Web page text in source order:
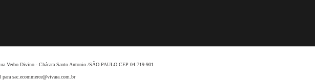
Verbo Divino - Chácara Santo Antonio /SÃO PAULO CEP 04.719-901
sac.ecommerce@vivara.com.br